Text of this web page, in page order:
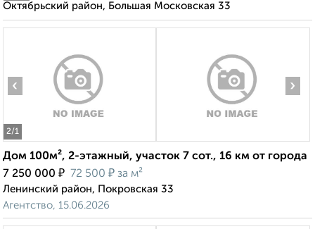
Октябрьский район, Большая Московская 33
2/1
‹ ›
Дом 100м², 2-этажный, участок 7 сот., 16 км от города
7 250 000 ₽ 72 500 ₽ за м²
Ленинский район, Покровская 33
Агентство, 15.06.2026